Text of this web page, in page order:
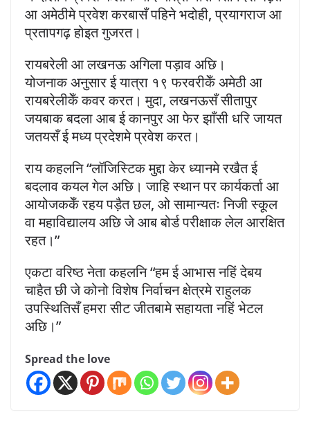
आ अमेठीमे प्रवेश करबासँ पहिने भदोही, प्रयागराज आ
प्रतापगढ़ होइत गुजरत।
रायबरेली आ लखनऊ अगिला पड़ाव अछि।
योजनाक अनुसार ई यात्रा १९ फरवरीकेँ अमेठी आ
रायबरेलीकेँ कवर करत। मुदा, लखनऊसँ सीतापुर
जयबाक बदला आब ई कानपुर आ फेर झाँसी धरि जायत
जतयसँ ई मध्य प्रदेशमे प्रवेश करत।
राय कहलनि “लॉजिस्टिक मुद्दा केर ध्यानमे रखैत ई
बदलाव कयल गेल अछि। जाहि स्थान पर कार्यकर्ता आ
आयोजककेँ रहय पड़ैत छल, ओ सामान्यतः निजी स्कूल
वा महाविद्यालय अछि जे आब बोर्ड परीक्षाक लेल आरक्षित
रहत।”
एकटा वरिष्ठ नेता कहलनि “हम ई आभास नहिं देबय
चाहैत छी जे कोनो विशेष निर्वाचन क्षेत्रमे राहुलक
उपस्थितिसँ हमरा सीट जीतबामे सहायता नहिं भेटल
अछि।”
Spread the love